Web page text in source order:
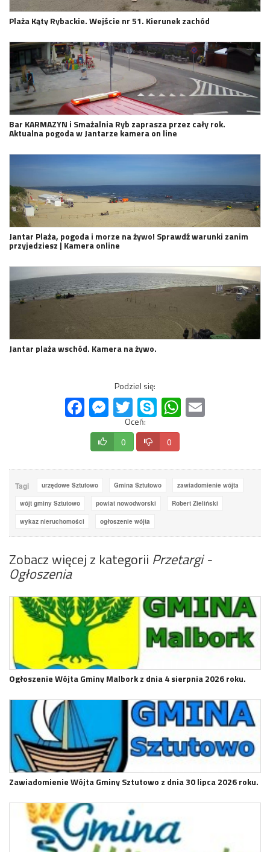
Plaża Kąty Rybackie. Wejście nr 51. Kierunek zachód
Bar KARMAZYN i Smażalnia Ryb zaprasza przez cały rok.
Aktualna pogoda w Jantarze kamera on line
Jantar Plaża, pogoda i morze na żywo! Sprawdź warunki zanim
przyjedziesz | Kamera online
Jantar plaża wschód. Kamera na żywo.
Podziel się:
FacebookMessenger
Twitter Skype WhatsApp
Oceń:
0 0
Tagi urzędowe Sztutowo Gmina Sztutowo zawiadomienie wójta
wójt gminy Sztutowo powiat nowodworski Robert Zieliński
wykaz nieruchomości ogłoszenie wójta
Zobacz więcej z kategorii Przetargi -
Ogłoszenia
Ogłoszenie Wójta Gminy Malbork z dnia 4 sierpnia 2026 roku.
Zawiadomienie Wójta Gminy Sztutowo z dnia 30 lipca 2026 roku.